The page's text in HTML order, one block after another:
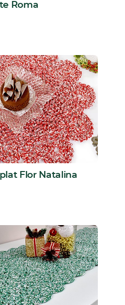
Roma
Flor Natalina